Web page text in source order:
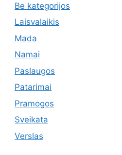
Be kategorijos
Laisvalaikis
Mada
Namai
Paslaugos
Patarimai
Pramogos
Sveikata
Verslas